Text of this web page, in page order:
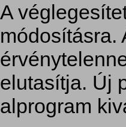
A
módosításra.
elutasítja. Új
alprogram